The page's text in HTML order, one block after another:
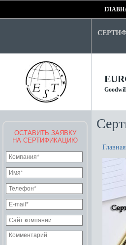
ОСТАВИТЬ ЗАЯВКУ
НА СЕРТИФИКАЦИЮ
Главная